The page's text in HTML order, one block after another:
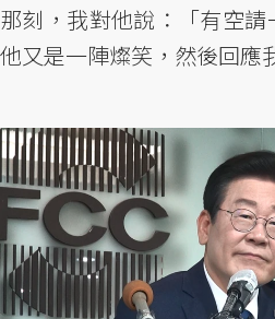
那刻，我對他說：「有空請
他又是一陣燦笑，然後回應